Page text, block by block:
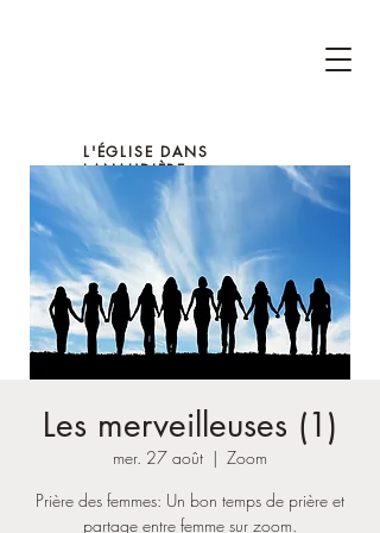
L'ÉGLISE DANS
LANAUDIÈRE
Les merveilleuses (1)
mer. 27 août
  |
Zoom
Prière des femmes: Un bon temps de prière et
partage entre femme sur zoom.